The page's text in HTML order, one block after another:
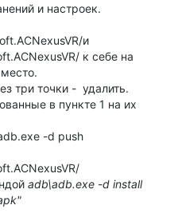
и настроек.
и
к себе на
три точки - удалить.
в пункте 1 на их
-d push
adb\adb.exe -d install